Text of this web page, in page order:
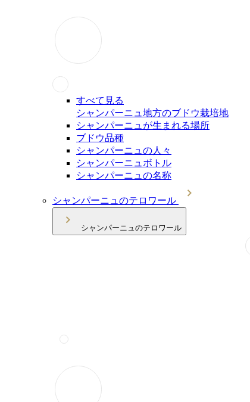
すべて見る
シャンパーニュ地方のブドウ栽培地
シャンパーニュが生まれる場所
ブドウ品種
シャンパーニュの人々
シャンパーニュボトル
シャンパーニュの名称
シャンパーニュのテロワール
シャンパーニュのテロワール